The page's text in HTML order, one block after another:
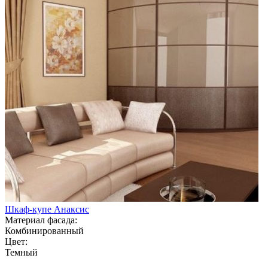
Шкаф-купе Анаксис
Материал фасада:
Комбинированный
Цвет:
Темный